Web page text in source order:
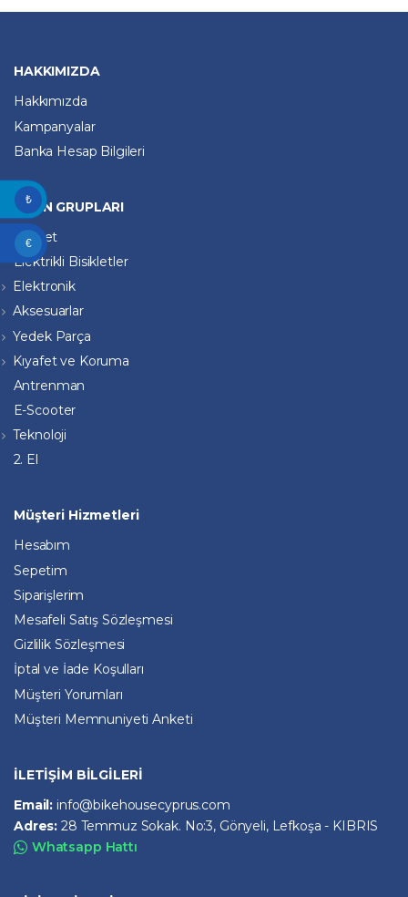
HAKKIMIZDA
Hakkımızda
Kampanyalar
Banka Hesap Bilgileri
ÜRÜN GRUPLARI
Bisiklet
Elektrikli Bisikletler
Elektronik
Aksesuarlar
Yedek Parça
Kıyafet ve Koruma
Antrenman
E-Scooter
Teknoloji
2. El
Müşteri Hizmetleri
Hesabım
Sepetim
Siparişlerim
Mesafeli Satış Sözleşmesi
Gizlilik Sözleşmesi
İptal ve İade Koşulları
Müşteri Yorumları
Müşteri Memnuniyeti Anketi
İLETİŞİM BİLGİLERİ
Email: info@bikehousecyprus.com
Adres:28 Temmuz Sokak. No:3, Gönyeli, Lefkoşa - KIBRIS
Whatsapp Hattı
₺
€